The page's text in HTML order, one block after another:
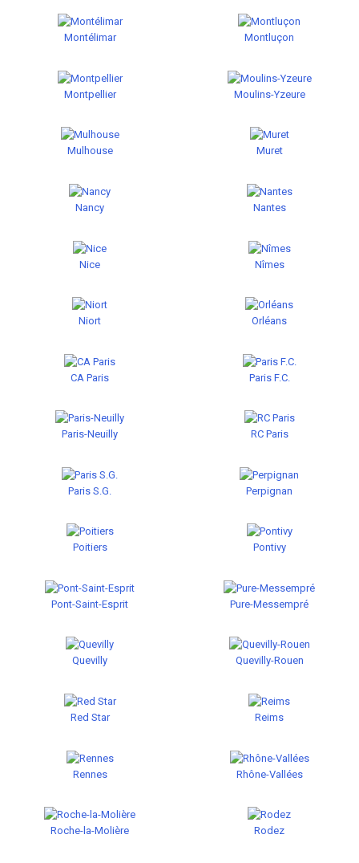
Montélimar Montluçon
Montpellier Moulins-Yzeure
Mulhouse Muret
Nancy Nantes
Nice Nîmes
Niort Orléans
CA Paris Paris F.C.
Paris-Neuilly RC Paris
Paris S.G. Perpignan
Poitiers Pontivy
Pont-Saint-Esprit Pure-Messempré
Quevilly Quevilly-Rouen
Red Star Reims
Rennes Rhône-Vallées
Roche-la-Molière Rodez